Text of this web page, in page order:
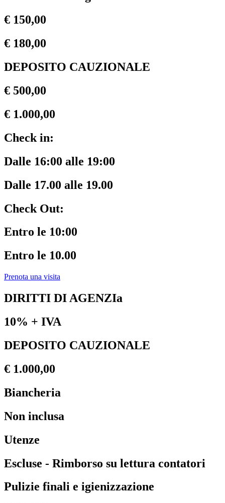
€ 150,00
€ 180,00
DEPOSITO CAUZIONALE
€ 500,00
€ 1.000,00
Check in:
Dalle 16:00 alle 19:00
Dalle 17.00 alle 19.00
Check Out:
Entro le 10:00
Entro le 10.00
Prenota una visita
DIRITTI DI AGENZIa
10% + IVA
DEPOSITO CAUZIONALE
€ 1.000,00
Biancheria
Non inclusa
Utenze
Escluse - Rimborso su lettura contatori
Pulizie finali e igienizzazione